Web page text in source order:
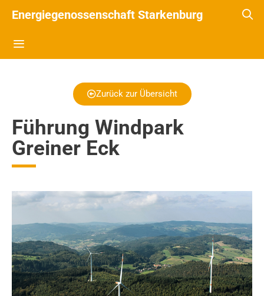
Energiegenossenschaft Starkenburg
Zurück zur Übersicht
Führung Windpark
Greiner Eck